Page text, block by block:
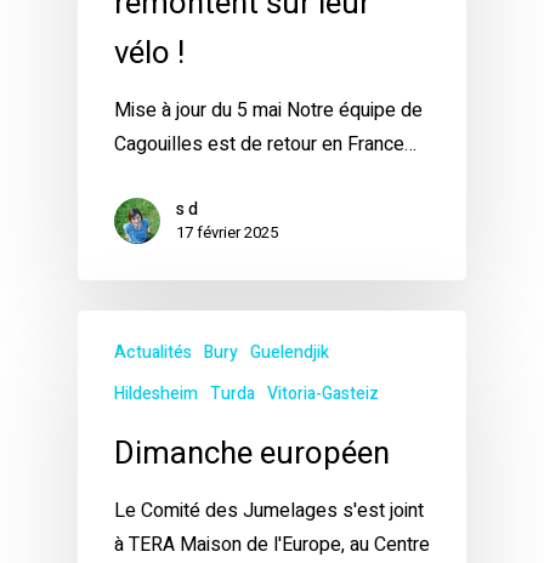
vélo !
Mise à jour du 5 mai Notre équipe de
Cagouilles est de retour en France…
s d
17 février 2025
Actualités Bury Guelendjik
Hildesheim Turda Vitoria-Gasteiz
Dimanche européen
Le Comité des Jumelages s'est joint
à TERA Maison de l'Europe, au Centre